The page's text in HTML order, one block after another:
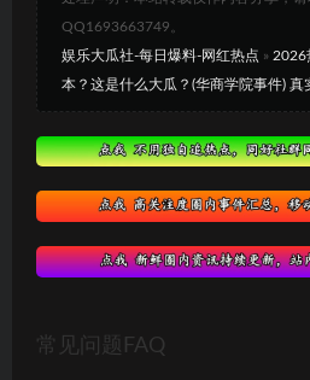
QQ1693663749。
娱乐大瓜社-每日爆料-网红热点 » 2026
本？这是什么大瓜？(华商学院事件) 真
常见问题FAQ